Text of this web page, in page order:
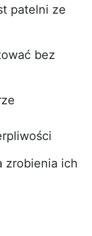
patelni ze
bez
zrobienia ich